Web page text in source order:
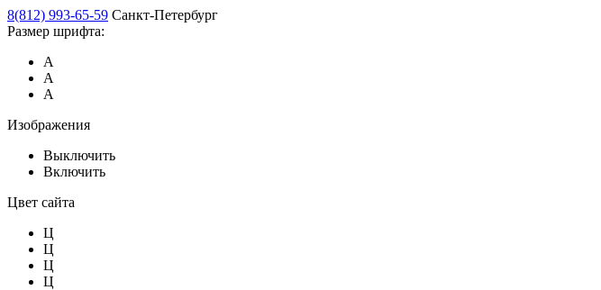
8(812) 993-65-59 Санкт-Петербург
Размер шрифта:
А
А
А
Изображения
Выключить
Включить
Цвет сайта
Ц
Ц
Ц
Ц